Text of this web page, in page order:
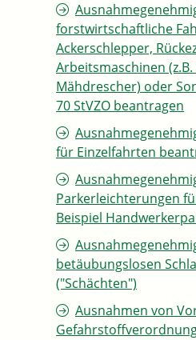
forstwirtschaftliche
Ackerschlepper,
Arbeitsmaschinen
Mähdrescher) oder
70 StVZO beantragen
für Einzelfahrten
Parkerleichterungen
Beispiel
betäubungslosen
("Schächten")
Ausnahmen von